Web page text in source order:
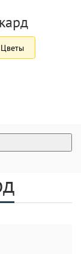
Цветы